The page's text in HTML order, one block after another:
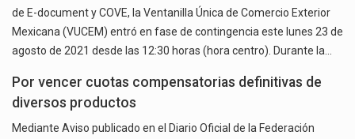
de E-document y COVE, la Ventanilla Única de Comercio Exterior
Mexicana (VUCEM) entró en fase de contingencia este lunes 23 de
agosto de 2021 desde las 12:30 horas (hora centro). Durante la…
Por vencer cuotas compensatorias definitivas de
diversos productos
Mediante Aviso publicado en el Diario Oficial de la Federación